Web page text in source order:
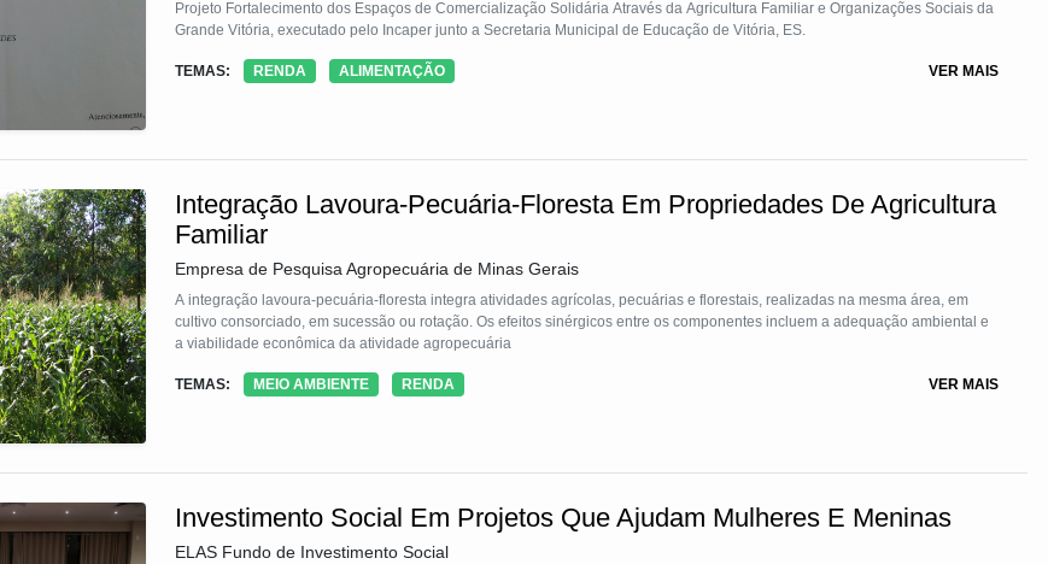
Projeto Fortalecimento dos Espaços de Comercialização Solidária Através da Agricultura Familiar e Organizações Sociais da
Grande Vitória, executado pelo Incaper junto a Secretaria Municipal de Educação de Vitória, ES.
TEMAS: RENDA ALIMENTAÇÃO VER MAIS
Integração Lavoura-Pecuária-Floresta Em Propriedades De Agricultura
Familiar
Empresa de Pesquisa Agropecuária de Minas Gerais
A integração lavoura-pecuária-floresta integra atividades agrícolas, pecuárias e florestais, realizadas na mesma área, em
cultivo consorciado, em sucessão ou rotação. Os efeitos sinérgicos entre os componentes incluem a adequação ambiental e
a viabilidade econômica da atividade agropecuária
TEMAS: MEIO AMBIENTE RENDA VER MAIS
Investimento Social Em Projetos Que Ajudam Mulheres E Meninas
ELAS Fundo de Investimento Social